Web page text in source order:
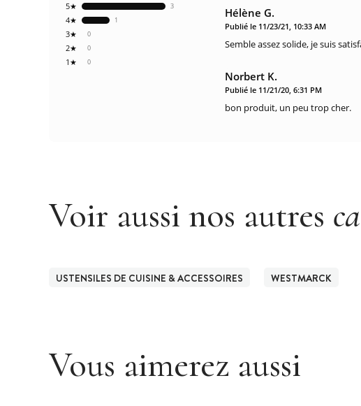
0
1★
0
2★
0
3★
1
4★
3
5★ Hélène G.
Publié le 11/23/21, 10:33 AM
Semble assez solide, je suis
Norbert K.
Publié le 11/21/20, 6:31 PM
bon produit, un peu trop cher.
Voir aussi nos autres
USTENSILES DE CUISINE & ACCESSOIRES WESTMARCK
Vous aimerez aussi